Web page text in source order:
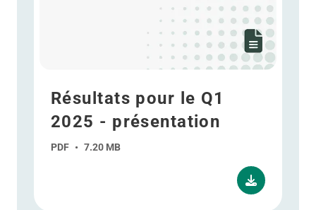
Résultats pour le Q1
2025 - présentation
PDF • 7.20 MB